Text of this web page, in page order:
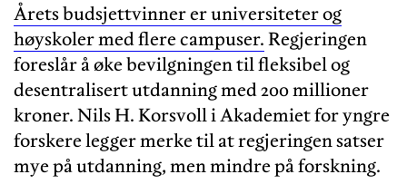
Årets budsjettvinner er universiteter og
høyskoler med flere campuser.Regjeringen
foreslår å øke bevilgningen til fleksibel og
desentralisert utdanning med 200 millioner
kroner. Nils H. Korsvoll i Akademiet for yngre
forskere legger merke til at regjeringen satser
mye på utdanning, men mindre på forskning.